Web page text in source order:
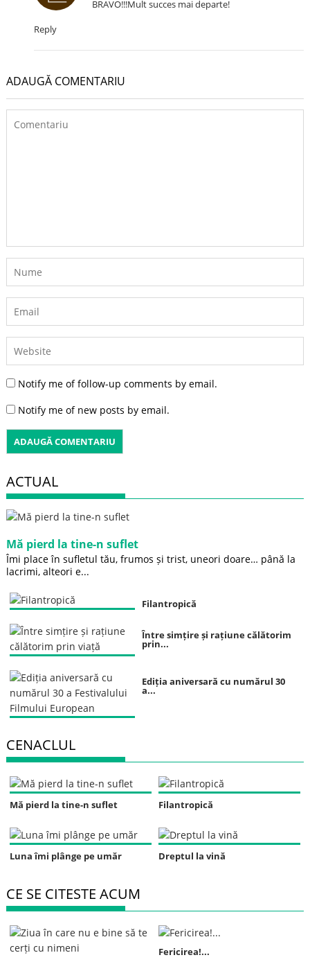
BRAVO!!!Mult succes mai departe!
Reply
ADAUGĂ COMENTARIU
Notify me of follow-up comments by email.
Notify me of new posts by email.
ACTUAL
Mă pierd la tine-n suflet
Îmi place în sufletul tău, frumos și trist, uneori doare… până la
lacrimi, alteori e...
Filantropică
Între simțire și rațiune călătorim
prin...
Ediția aniversară cu numărul 30
a...
CENACLUL
Mă pierd la tine-n suflet Filantropică
Luna îmi plânge pe umăr Dreptul la vină
CE SE CITESTE ACUM
Fericirea!...